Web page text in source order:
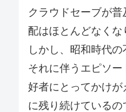
クラウドセーブが
配はほとんどなくな
しかし、昭和時代
それに伴うエピソ
好者にとってかけ
に残り続けているの